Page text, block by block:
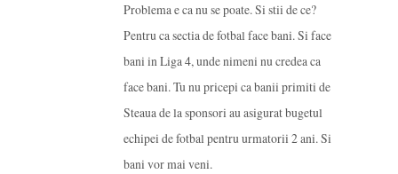
Problema e ca nu se poate. Si stii de ce?
Pentru ca sectia de fotbal face bani. Si face
bani in Liga 4, unde nimeni nu credea ca
face bani. Tu nu pricepi ca banii primiti de
Steaua de la sponsori au asigurat bugetul
echipei de fotbal pentru urmatorii 2 ani. Si
bani vor mai veni.